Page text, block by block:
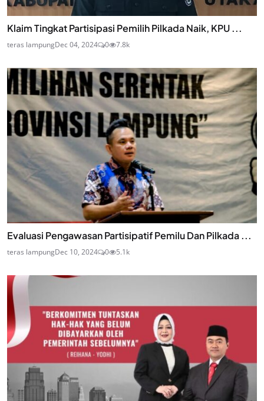
Klaim Tingkat Partisipasi Pemilih Pilkada Naik, KPU ...
teras lampungDec 04, 2024 0 7.8k
Evaluasi Pengawasan Partisipatif Pemilu Dan Pilkada ...
teras lampungDec 10, 2024 0 5.1k